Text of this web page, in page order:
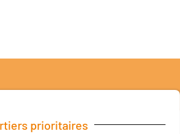
prioritaires